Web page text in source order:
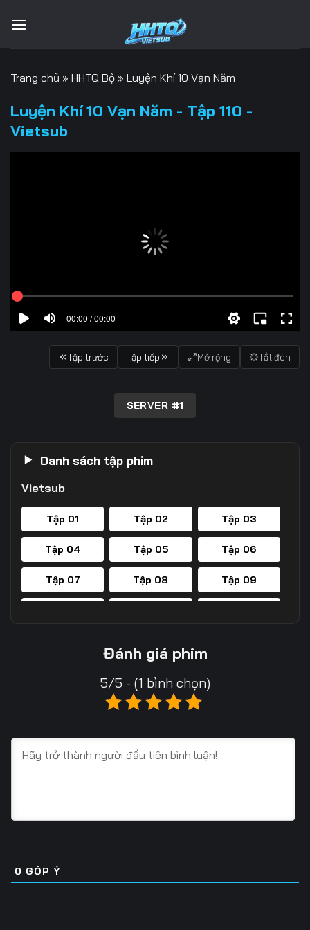
qua
Trang chủ » HHTQ Bộ » Luyện Khí 10 Vạn Năm
Luyện Khí 10 Vạn Năm - Tập 110 -
Vietsub
00:00 / 00:00
Tập trước Tập tiếp Mở rộng Tắt đèn
SERVER #1
Danh sách tập phim
Vietsub
Tập 01 Tập 02 Tập 03
Tập 04 Tập 05 Tập 06
Tập 07 Tập 08 Tập 09
Tập 20
Tập 25 Tập 26
Tập 31 Tập 32 Tập 33
Tập 37 Tập 38 Tập 39
Đánh giá phim
5/5 - (1 bình chọn)
0 GÓP Ý